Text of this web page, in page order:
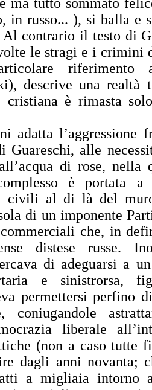
in russo... ), si balla e
contrario il testo di
le stragi e i crimini
riferimento
descrive una realtà
è rimasta
l’aggressione
Guareschi, alle
di rose, nella
è portata a
civili al di là del
di un imponente
che, in
distese russe.
di adeguarsi a
e sinistrorsa,
permettersi perfino
coniugandole
liberale
(non a caso tutte
dagli anni novanta;
a migliaia intorno